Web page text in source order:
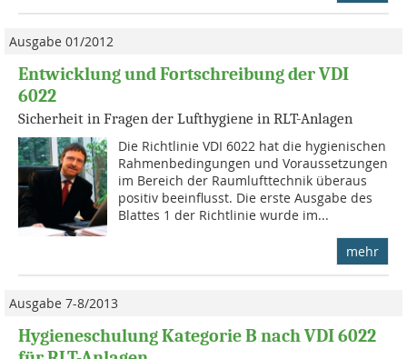
Ausgabe 01/2012
Entwicklung und Fortschreibung der VDI
6022
Sicherheit in Fragen der Lufthygiene in RLT-Anlagen
Die Richtlinie VDI 6022 hat die hygienischen
Rahmenbedingungen und Voraussetzungen
im Bereich der Raumlufttechnik überaus
positiv beeinflusst. Die erste Ausgabe des
Blattes 1 der Richtlinie wurde im...
mehr
Ausgabe 7-8/2013
Hygieneschulung Kategorie B nach VDI 6022